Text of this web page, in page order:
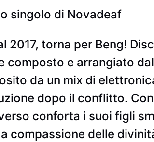
singolo di Novadeaf
torna per Beng!
composto e arrangiato
da un mix di
dopo il conflitto.
conforta i suoi figli
compassione delle